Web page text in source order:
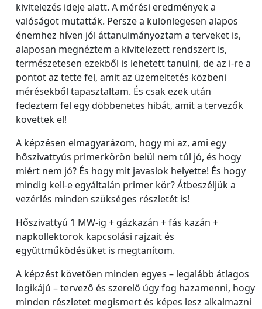
kivitelezés ideje alatt. A mérési eredmények a
valóságot mutatták. Persze a különlegesen alapos
énemhez híven jól áttanulmányoztam a terveket is,
alaposan megnéztem a kivitelezett rendszert is,
természetesen ezekből is lehetett tanulni, de az i-re a
pontot az tette fel, amit az üzemeltetés közbeni
mérésekből tapasztaltam. És csak ezek után
fedeztem fel egy döbbenetes hibát, amit a tervezők
követtek el!
A képzésen elmagyarázom, hogy mi az, ami egy
hőszivattyús primerkörön belül nem túl jó, és hogy
miért nem jó? És hogy mit javaslok helyette! És hogy
mindig kell-e egyáltalán primer kör? Átbeszéljük a
vezérlés minden szükséges részletét is!
Hőszivattyú 1 MW-ig + gázkazán + fás kazán +
napkollektorok kapcsolási rajzait és
együttműködésüket is megtanítom.
A képzést követően minden egyes – legalább átlagos
logikájú – tervező és szerelő úgy fog hazamenni, hogy
minden részletet megismert és képes lesz alkalmazni